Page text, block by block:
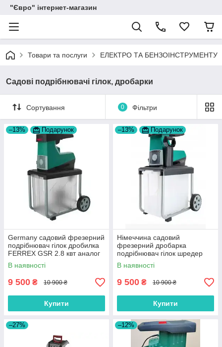
"Євро" інтернет-магазин
Товари та послуги ЕЛЕКТРО ТА БЕНЗОІНСТРУМЕНТУ
Садові подрібнювачі гілок, дробарки
Сортування 0 Фільтри
–13% Подарунок
Germany садовий фрезерний
подрібнювач гілок дробилка
FERREX GSR 2.8 квт аналог
Makita UD 2500
В наявності
9 500 ₴ 10 900 ₴
Купити
–13% Подарунок
Німеччина садовий
фрезерний дробарка
подрібнювач гілок шредер
FERREX GSR 2800 Вт аналог
Makita UD 2500
В наявності
9 500 ₴ 10 900 ₴
Купити
–27% –12%